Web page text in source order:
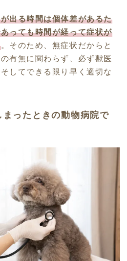
出る時間は個体差があるた
っても時間が経って症状が
。そのため、無症状だからと
有無に関わらず、必ず獣医
してできる限り早く適切な
ったときの動物病院で